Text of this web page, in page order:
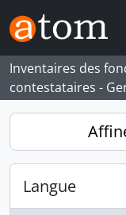
Skip to main content
Inventaires des
contestataires -
Langue